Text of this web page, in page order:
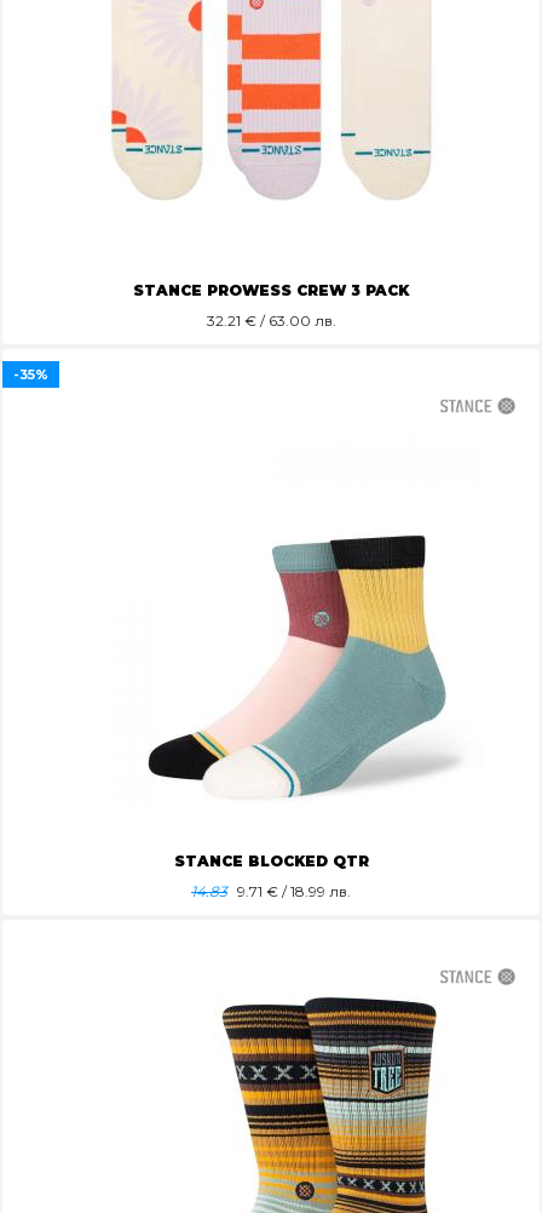
STANCE PROWESS CREW 3 PACK
32.21 € / 63.00 лв.
STANCE BLOCKED QTR
14.83 9.71 € / 18.99 лв.
-35%